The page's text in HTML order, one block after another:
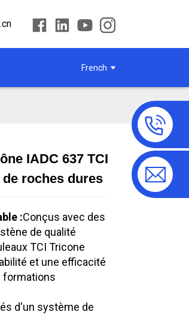
French
IADC 637 TCI
roches dures
:Conçus avec des
de qualité
TCI Tricone
et une efficacité
formations
d'un système de